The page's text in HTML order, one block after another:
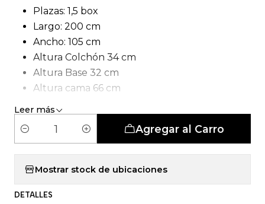
Plazas: 1,5 box
Largo: 200 cm
Ancho: 105 cm
Altura Colchón 34 cm
Altura Base 32 cm
Altura cama 66 cm
Tipo de Carcasa: Pocket 5 Zonas
Leer más
t
i
Agregar al Carro
Mostrar stock de ubicaciones
DETALLES